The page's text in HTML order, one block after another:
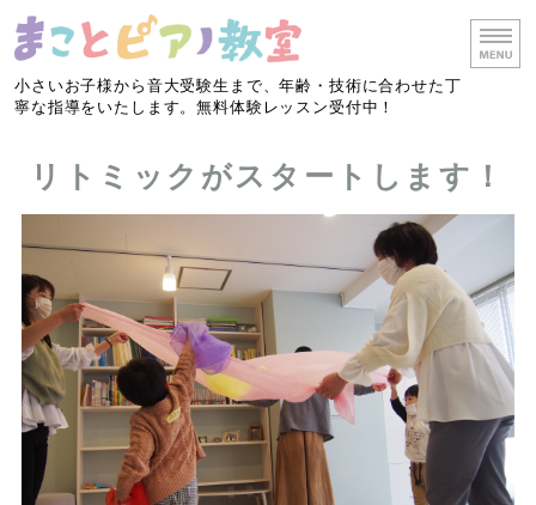
小さいお子様から音大受験生まで、年齢・技術に合わせた丁
寧な指導をいたします。無料体験レッスン受付中！
リトミック
教室概要
お問い合わせ
リトミックがスタートします！